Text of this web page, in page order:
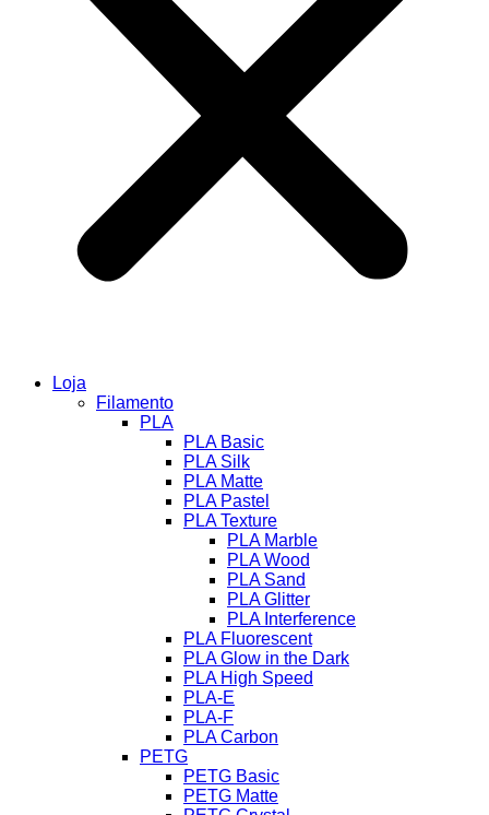
Loja
Filamento
PLA
PLA Basic
PLA Silk
PLA Matte
PLA Pastel
PLA Texture
PLA Marble
PLA Wood
PLA Sand
PLA Glitter
PLA Interference
PLA Fluorescent
PLA Glow in the Dark
PLA High Speed
PLA-E
PLA-F
PLA Carbon
PETG
PETG Basic
PETG Matte